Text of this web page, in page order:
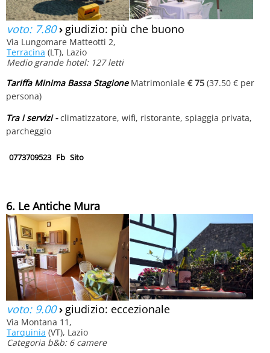
voto: 7.80› giudizio: più che buono
Via Lungomare Matteotti 2,
Terracina (LT), Lazio
Medio grande hotel: 127 letti
Tariffa Minima Bassa StagioneMatrimoniale € 75 (37.50 € per
persona)
Tra i servizi -climatizzatore, wifi, ristorante, spiaggia privata,
parcheggio
0773709523 Fb Sito
6. Le Antiche Mura
voto: 9.00› giudizio: eccezionale
Via Montana 11,
Tarquinia (VT), Lazio
Categoria b&b: 6 camere